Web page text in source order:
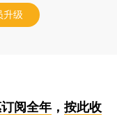
升级
阅全年， 按此收